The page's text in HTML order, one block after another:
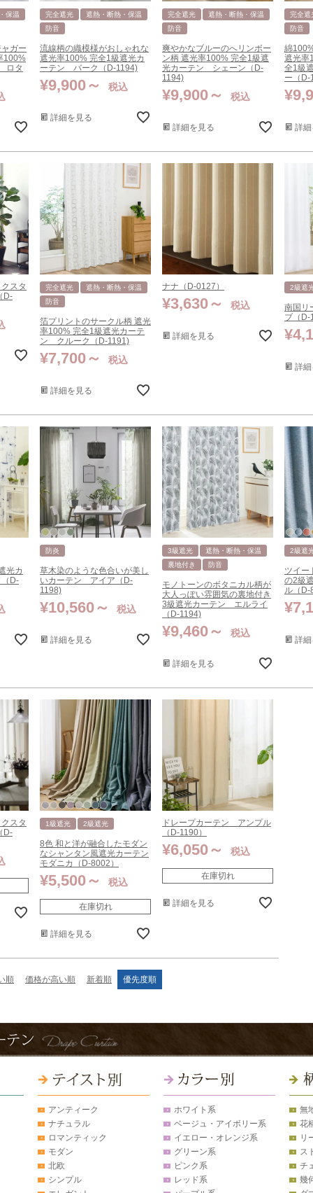
保温
ガー
100%
ロタ
完全遮光
遮熱・断熱・保温
防音
流線柄の織模様がおしゃれな
遮光率100% 完全1級遮光カ
ーテン バーク（D-1194)
¥9,900 税込
詳細を見る
完全遮光
遮熱・断熱・保温
防音
爽やかなブルーのへリンボー
ン柄 遮光率100% 完全1級遮
光カーテン シェーン（D-
1194)
¥9,900 税込
詳細を見る
完全遮
防音
綿
遮光率
全1級
ー（D-
¥
詳
スタ
D-
完全遮光
遮熱・断熱・保温
防音
箔プリントのサークル柄 遮光
率100% 完全1級遮光カーテ
ン クルーク（D-1191)
¥7,700 税込
詳細を見る
ナナ（D-0127）
¥3,630 税込
詳細を見る
2級遮
南国リ
ブ（D-
¥
詳
光カ
D-
防炎
草木染のような色合いが美し
いカーテン アイア（D-
1198)
¥10,560 税込
詳細を見る
3級遮光
遮熱・断熱・保温
裏地付き
防音
モノトーンのボタニカル柄が
大人っぽい雰囲気の裏地付き
3級遮光カーテン エルライ
（D-1194)
¥9,460 税込
詳細を見る
2級遮
ツイー
の2級
ル（D-
¥
詳
スタ
D-
1級遮光 2級遮光
8色 和と洋が融合したモダン
なシャンタン風遮光カーテン
モダニカ（D-8002）
¥5,500 税込
在庫切れ
詳細を見る
ドレープカーテン アンプル
（D-1190）
¥6,050 税込
在庫切れ
詳細を見る
順 価格が高い順 新着順 優先度順
アンティーク
ナチュラル
ロマンティック
モダン
北欧
シンプル
ホワイト系
ベージュ・アイボリー系
イエロー・オレンジ系
グリーン系
ピンク系
レッド系
無
花
リ
ス
チ
幾